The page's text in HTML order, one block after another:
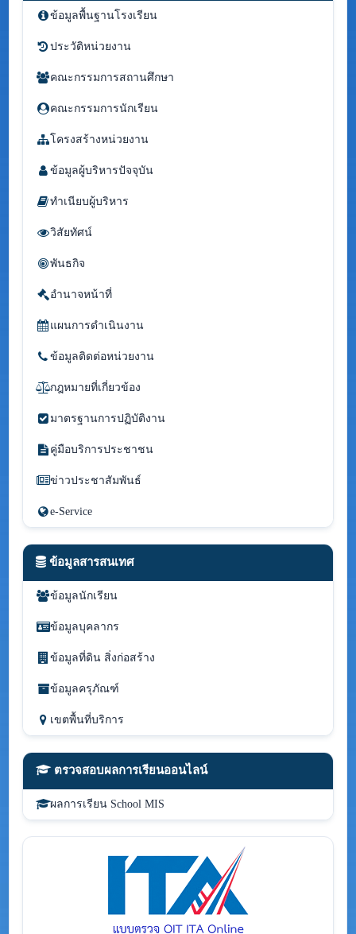
ข้อมูลพื้นฐานโรงเรียน
ประวัติหน่วยงาน
คณะกรรมการสถานศึกษา
คณะกรรมการนักเรียน
โครงสร้างหน่วยงาน
ข้อมูลผู้บริหารปัจจุบัน
ทำเนียบผู้บริหาร
วิสัยทัศน์
พันธกิจ
อำนาจหน้าที่
แผนการดำเนินงาน
ข้อมูลติดต่อหน่วยงาน
กฎหมายที่เกี่ยวข้อง
มาตรฐานการปฏิบัติงาน
คู่มือบริการประชาชน
ข่าวประชาสัมพันธ์
e-Service
ข้อมูลสารสนเทศ
ข้อมูลนักเรียน
ข้อมูลบุคลากร
ข้อมูลที่ดิน สิ่งก่อสร้าง
ข้อมูลครุภัณฑ์
เขตพื้นที่บริการ
ตรวจสอบผลการเรียนออนไลน์
ผลการเรียน School MIS